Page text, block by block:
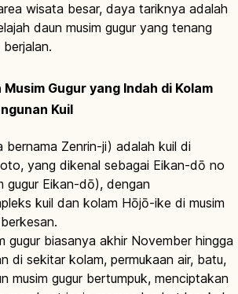
wisata besar, daya tariknya adalah
daun musim gugur yang tenang
Gugur yang Indah di Kolam
Kuil
bernama Zenrin-ji) adalah kuil di
yang dikenal sebagai Eikan-dō no
gugur Eikan-dō), dengan
kuil dan kolam Hōjō-ike di musim
gugur biasanya akhir November hingga
di sekitar kolam, permukaan air, batu,
musim gugur bertumpuk, menciptakan